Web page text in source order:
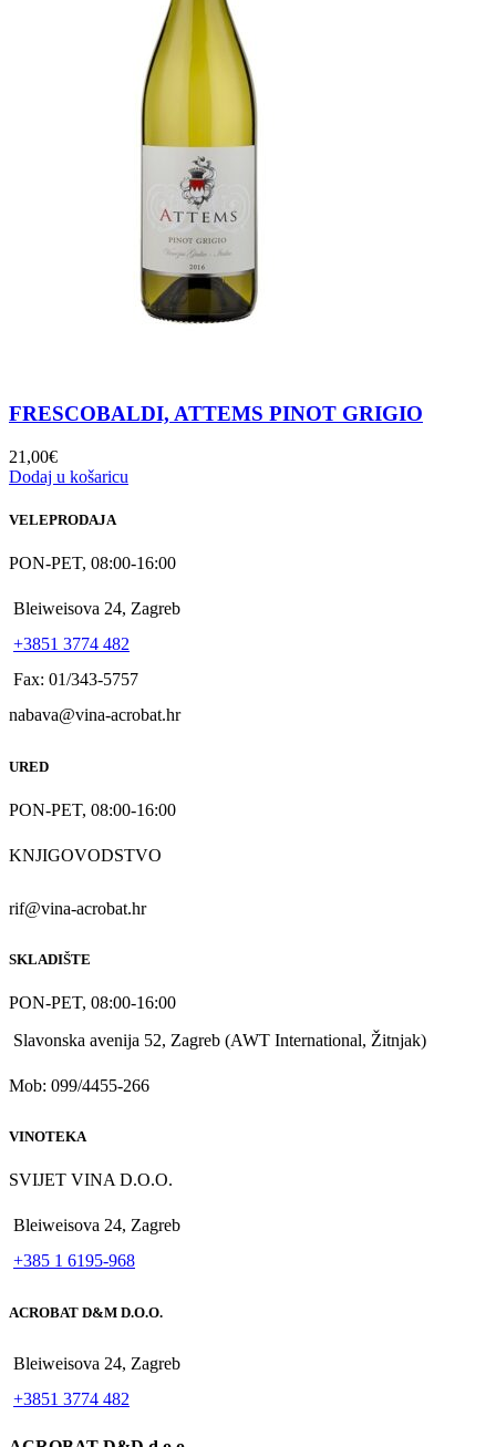
FRESCOBALDI, ATTEMS PINOT GRIGIO
21,00€
Dodaj u košaricu
VELEPRODAJA
PON-PET, 08:00-16:00
Bleiweisova 24, Zagreb
+3851 3774 482
Fax: 01/343-5757
nabava@vina-acrobat.hr
URED
PON-PET, 08:00-16:00
KNJIGOVODSTVO
rif@vina-acrobat.hr
SKLADIŠTE
PON-PET, 08:00-16:00
Slavonska avenija 52, Zagreb (AWT International, Žitnjak)
Mob: 099/4455-266
VINOTEKA
SVIJET VINA D.O.O.
Bleiweisova 24, Zagreb
+385 1 6195-968
ACROBAT D&M D.O.O.
Bleiweisova 24, Zagreb
+3851 3774 482